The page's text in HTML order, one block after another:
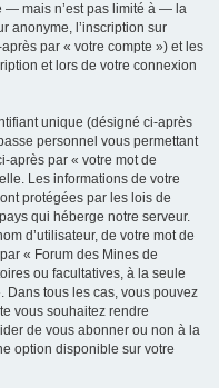
— mais n’est pas limité à — la
anonyme, l’inscription sur
par « votre compte ») et les
et lors de votre connexion
unique (désigné ci-après
personnel vous permettant
après par « votre mot de
Les informations de votre
protégées par les lois de
qui héberge notre serveur.
d’utilisateur, de votre mot de
« Forum des Mines de
ou facultatives, à la seule
Dans tous les cas, vous pouvez
vous souhaitez rendre
de vous abonner ou non à la
option disponible sur votre